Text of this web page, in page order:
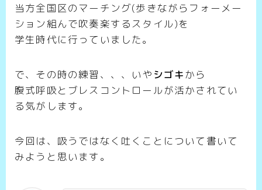
当方全国区のマーチング(歩きながらフォーメー
ション組んで吹奏楽するスタイル)を
学生時代に行っていました。
で、その時の練習、、、いや シゴキから
腹式呼吸とブレスコントロールが活かされてい
る気がします。
今回は、吸うではなく吐くことについて書いて
みようと思います。